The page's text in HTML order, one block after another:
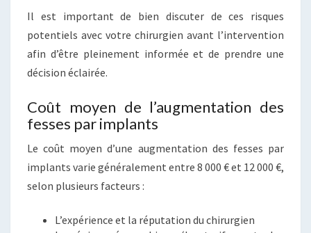
Il est important de bien discuter de ces risques
potentiels avec votre chirurgien avant l’intervention
afin d’être pleinement informée et de prendre une
décision éclairée.
Coût moyen de l’augmentation des
fesses par implants
Le coût moyen d’une augmentation des fesses par
implants varie généralement entre 8 000 € et 12 000 €,
selon plusieurs facteurs :
L’expérience et la réputation du chirurgien